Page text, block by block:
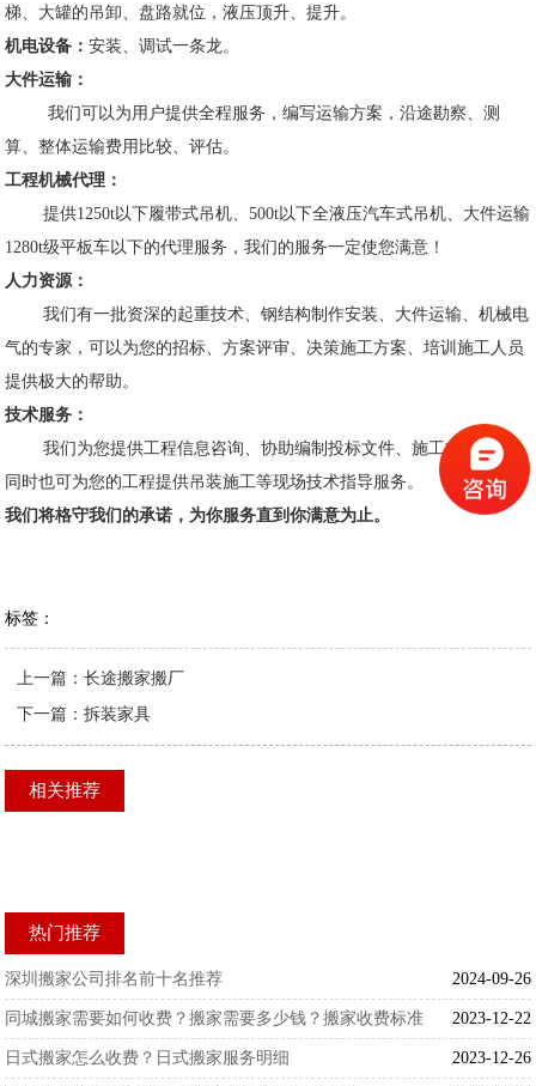
梯、大罐的吊卸、盘路就位，液压顶升、提升。
机电设备：安装、调试一条龙。
大件运输：
我们可以为用户提供全程服务，编写运输方案，沿途勘察、测
算、整体运输费用比较、评估。
工程机械代理：
提供1250t以下履带式吊机、500t以下全液压汽车式吊机、大件运输
1280t级平板车以下的代理服务，我们的服务一定使您满意！
人力资源：
我们有一批资深的起重技术、钢结构制作安装、大件运输、机械电
气的专家，可以为您的招标、方案评审、决策施工方案、培训施工人员
提供极大的帮助。
技术服务：
我们为您提供工程信息咨询、协助编制投标文件、施工方案编制;
同时也可为您的工程提供吊装施工等现场技术指导服务。
我们将格守我们的承诺，为你服务直到你满意为止。
标签：
上一篇：长途搬家搬厂
下一篇：拆装家具
相关推荐
热门推荐
2024-09-26
深圳搬家公司排名前十名推荐
2023-12-22
同城搬家需要如何收费？搬家需要多少钱？搬家收费标准
2023-12-26
日式搬家怎么收费？日式搬家服务明细